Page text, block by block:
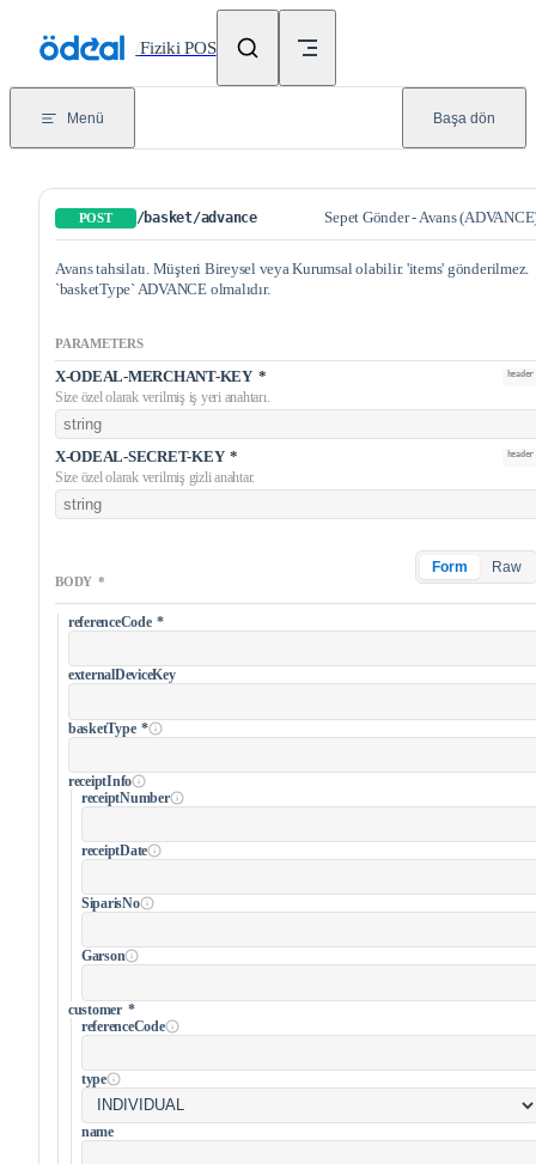
/Fiziki POS
Menü Başa dön
POST /basket/advance Sepet Gönder - Avans
Avans tahsilatı. Müşteri Bireysel veya Kurumsal olabilir. 'items' gönderilmez.
`basketType` ADVANCE olmalıdır.
PARAMETERS
X-ODEAL-MERCHANT-KEY * header
Size özel olarak verilmiş iş yeri anahtarı.
X-ODEAL-SECRET-KEY * header
Size özel olarak verilmiş gizli anahtar.
BODY *
Form Raw
referenceCode *
externalDeviceKey
basketType *
receiptInfo
receiptNumber
receiptDate
SiparisNo
Garson
customer *
referenceCode
type
name